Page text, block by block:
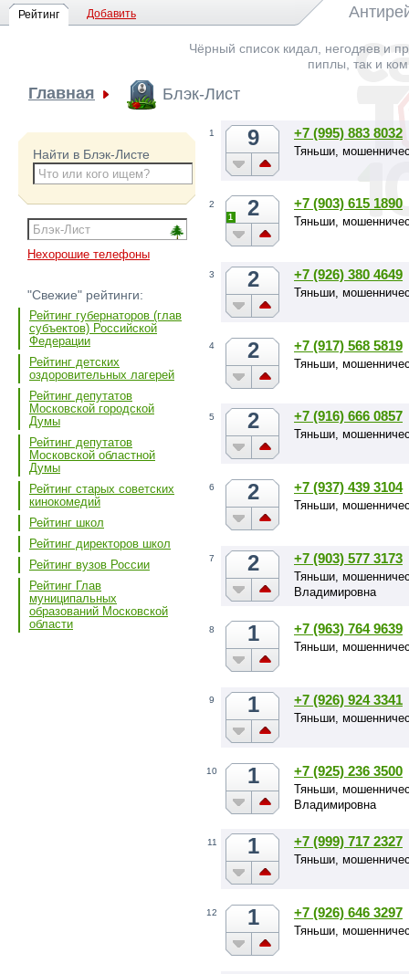
Рейтинг Добавить
Чёрный список кидал, негодяев и
пиплы, так и
Главная Блэк-Лист
Найти в Блэк-Листе
Нехорошие телефоны
"Свежие" рейтинги:
Рейтинг губернаторов (глав
субъектов) Российской
Федерации
Рейтинг детских
оздоровительных лагерей
Рейтинг депутатов
Московской городской
Думы
Рейтинг депутатов
Московской областной
Думы
Рейтинг старых советских
кинокомедий
Рейтинг школ
Рейтинг директоров школ
Рейтинг вузов России
Рейтинг Глав
муниципальных
образований Московской
области
1 9 +7 (995) 883 8032
Тяньши,
2 2
1
+7 (903) 615 1890
Тяньши,
3 2 +7 (926) 380 4649
Тяньши,
4 2 +7 (917) 568 5819
Тяньши,
5 2 +7 (916) 666 0857
Тяньши,
6 2 +7 (937) 439 3104
Тяньши,
7 2 +7 (903) 577 3173
Тяньши,
Владимировна
8 1 +7 (963) 764 9639
Тяньши,
9 1 +7 (926) 924 3341
Тяньши,
10 1 +7 (925) 236 3500
Тяньши,
Владимировна
11 1 +7 (999) 717 2327
Тяньши,
12 1 +7 (926) 646 3297
Тяньши,